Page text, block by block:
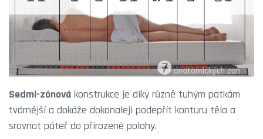
Sedmi-zónová konstrukce je díky různě tuhým patkám
tvárnější a dokáže dokonaleji podepřít konturu těla a
srovnat páteř do přirozené polohy.